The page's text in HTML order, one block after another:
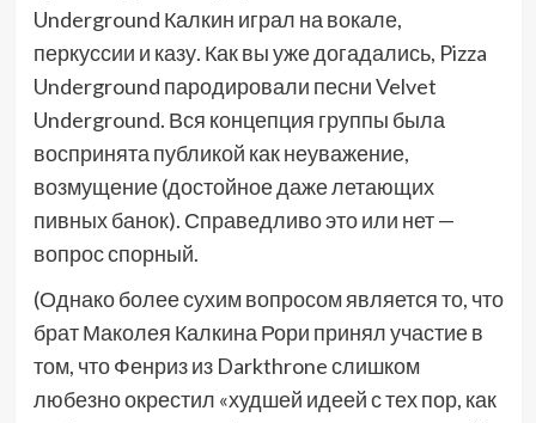
Underground Калкин играл на вокале,
перкуссии и казу. Как вы уже догадались, Pizza
Underground пародировали песни Velvet
Underground. Вся концепция группы была
воспринята публикой как неуважение,
возмущение (достойное даже летающих
пивных банок). Справедливо это или нет —
вопрос спорный.
(Однако более сухим вопросом является то, что
брат Маколея Калкина Рори принял участие в
том, что Фенриз из Darkthrone слишком
любезно окрестил «худшей идеей с тех пор, как